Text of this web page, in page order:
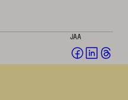
JAA
Jaa Jaa